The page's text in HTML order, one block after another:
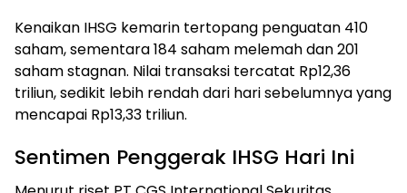
Kenaikan IHSG kemarin tertopang penguatan 410
saham, sementara 184 saham melemah dan 201
saham stagnan. Nilai transaksi tercatat Rp12,36
triliun, sedikit lebih rendah dari hari sebelumnya yang
mencapai Rp13,33 triliun.
Sentimen Penggerak IHSG Hari Ini